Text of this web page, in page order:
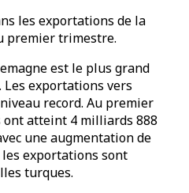
les exportations de la
premier trimestre.
est le plus grand
exportations vers
record. Au premier
atteint 4 milliards 888
une augmentation de
les exportations sont
turques.